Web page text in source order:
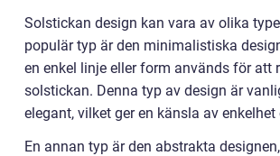
Solstickan design kan vara av olika
populär typ är den minimalistiska
en enkel linje eller form används för att
solstickan. Denna typ av design är
elegant, vilket ger en känsla av enkelhet
En annan typ är den abstrakta